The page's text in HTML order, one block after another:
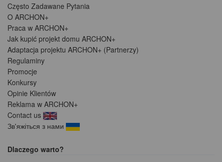
Często Zadawane Pytania
O ARCHON+
Praca w ARCHON+
Jak kupić projekt domu ARCHON+
Adaptacja projektu ARCHON+ (Partnerzy)
Regulaminy
Promocje
Konkursy
Opinie Klientów
Reklama w ARCHON+
Contact us
Зв'яжіться з нами
Dlaczego warto?